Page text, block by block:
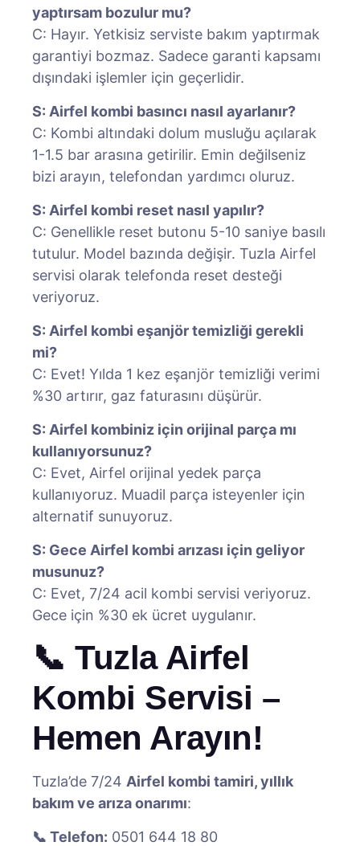
yaptırsam bozulur mu?
C: Hayır. Yetkisiz serviste bakım yaptırmak
garantiyi bozmaz. Sadece garanti kapsamı
dışındaki işlemler için geçerlidir.
S: Airfel kombi basıncı nasıl ayarlanır?
C: Kombi altındaki dolum musluğu açılarak
1-1.5 bar arasına getirilir. Emin değilseniz
bizi arayın, telefondan yardımcı oluruz.
S: Airfel kombi reset nasıl yapılır?
C: Genellikle reset butonu 5-10 saniye basılı
tutulur. Model bazında değişir. Tuzla Airfel
servisi olarak telefonda reset desteği
veriyoruz.
S: Airfel kombi eşanjör temizliği gerekli
mi?
C: Evet! Yılda 1 kez eşanjör temizliği verimi
%30 artırır, gaz faturasını düşürür.
S: Airfel kombiniz için orijinal parça mı
kullanıyorsunuz?
C: Evet, Airfel orijinal yedek parça
kullanıyoruz. Muadil parça isteyenler için
alternatif sunuyoruz.
S: Gece Airfel kombi arızası için geliyor
musunuz?
C: Evet, 7/24 acil kombi servisi veriyoruz.
Gece için %30 ek ücret uygulanır.
📞 Tuzla Airfel
Kombi Servisi –
Hemen Arayın!
Tuzla’de 7/24 Airfel kombi tamiri, yıllık
bakım ve arıza onarımı:
📞 Telefon: 0501 644 18 80